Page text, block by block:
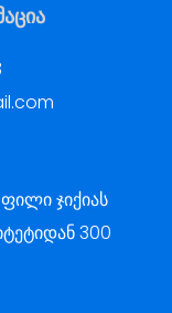
ჯიქიას
300